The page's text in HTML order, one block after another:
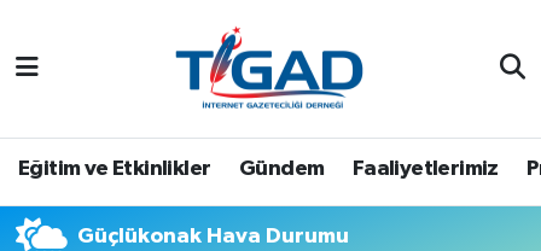
Eğitim ve Etkinlikler Gündem Faaliyetlerimiz
Güçlükonak Hava Durumu
Nöbetçi Eczaneler